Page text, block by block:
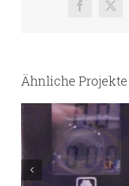
Facebook
X
Ähnliche Projekte